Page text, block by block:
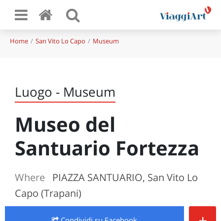
Home San Vito Lo Capo Museum
Luogo - Museum
Museo del
Santuario Fortezza
Where
PIAZZA SANTUARIO, San Vito Lo
Capo (Trapani)